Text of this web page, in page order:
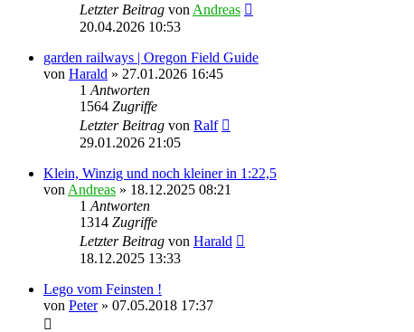
Letzter Beitrag von Andreas
20.04.2026 10:53
garden railways | Oregon Field Guide
von Harald » 27.01.2026 16:45
1 Antworten
1564 Zugriffe
Letzter Beitrag von Ralf
29.01.2026 21:05
Klein, Winzig und noch kleiner in 1:22,5
von Andreas » 18.12.2025 08:21
1 Antworten
1314 Zugriffe
Letzter Beitrag von Harald
18.12.2025 13:33
Lego vom Feinsten !
von Peter» 07.05.2018 17:37